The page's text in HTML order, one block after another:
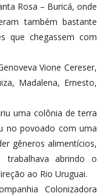
Rosa – Buricá, onde
também bastante
que chegassem com
Vione Cereser,
Madalena, Ernesto,
uma colônia de terra
no povoado com uma
gêneros alimentícios,
abrindo o
ao Rio Uruguai.
Colonizadora